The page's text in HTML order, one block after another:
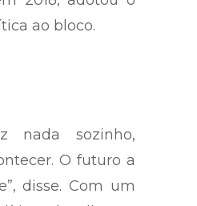
à
2018, adotou o
nada sozinho,
O futuro a